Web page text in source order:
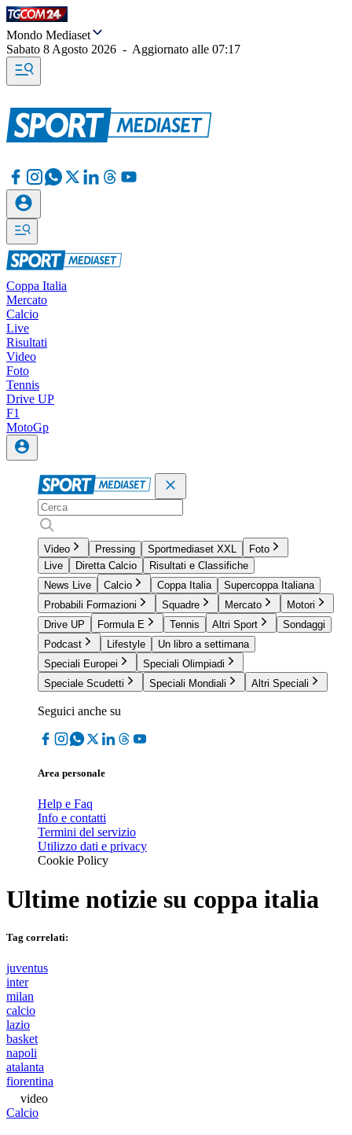
Mondo Mediaset
Sabato 8 Agosto 2026 - Aggiornato alle 07:17
Coppa Italia
Mercato
Calcio
Live
Risultati
Video
Foto
Tennis
Drive UP
F1
MotoGp
Video Pressing Sportmediaset XXL
Foto
Live
Diretta Calcio
Risultati e Classifiche
News Live
Calcio Coppa Italia
Supercoppa Italiana
Probabili Formazioni
Squadre Mercato
Motori
Drive UP
Formula E Tennis Altri Sport
Sondaggi
Podcast
Lifestyle
Un libro a settimana
Speciali Europei
Speciali Olimpiadi
Speciale Scudetti
Speciali Mondiali Altri Speciali
Seguici anche su
Area personale
Help e Faq
Info e contatti
Termini del servizio
Utilizzo dati e privacy
Cookie Policy
Ultime notizie su coppa italia
Tag correlati:
juventus
inter
milan
calcio
lazio
basket
napoli
atalanta
fiorentina
video
Calcio